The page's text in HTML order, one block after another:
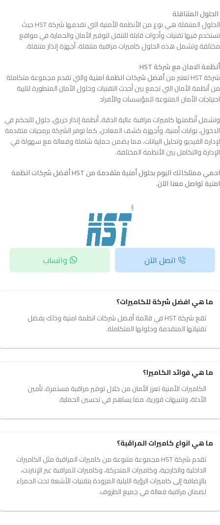
الحلول المتناقلة
الحلول المتنقلة هي نوع من الأنظمة الأمنية التي تقدمها شركة HST حيث
تستخدم فيها تقنيات وأدوات قابلة للتنقل لتوفير الأمان والحماية في مواقع
مختلفة وتشمل هذه الحلول كاميرات مراقبة متنفلة، أجهزة إنذار متنقلة.
أنظمة الامان مع شركةHST
شركة HST تعتبر من
أفضل شركات انظمة امنيةوالتي تقدم مجموعة متكاملة
من أنظمة الأمان التي تجمع بين أحدث التقنيات وحلول الأمان المتطورة لتلبية
احتياجات الأمان المتنوعة للمؤسسات والأفراد
وتشمل أنظمتها كاميرات مراقبة عالية الدقة، أنظمة إنذار حريق، حلول للتحكم في
الدخول، بوابات أمنية، وأجهزة كشف المعادن. كما توفر الشركة برمجيات متقدمة
لإدارة الفيديو وتحليل البيانات، مما يضمن حماية شاملة وفعالة مع سهولة في
الإدارة والتكامل بين الأنظمة المختلفة.
احمي ممتلكاتك اليوم بحلول أمنية متقدمة من HST أفضل شركات انظمة
امنية تواصل معنا الآن.
اتصل الآن واتساب
ما هي افضل شركة للكاميرات؟
تقع شركة HST في قائمة أفضل شركات انظمة امنية وذلك بفضل
تقنياتها المتقدمة وحلولها المتكاملة.
ما هي فوائد الكاميرا؟
الكاميرات الأمنية تعزز الأمان من خلال توفير مراقبة مستمرة، تأمين
الأدلة، وتنبيهات فورية، مما يساهم في تحسين الحماية.
ما هي انواع كاميرات المراقبة؟
تقدم شركة HST مجموعة متنوعة من كاميرات المراقبة مثل الكاميرات
الداخلية والخارجية، وكاميرات المتحركة، وكاميرات للمراقبة عبر الإنترنت،
بالإضافة إلى كاميرات الرؤية الليلية المزودة بتقنيات الأشعة تحت الحمراء
لضمان مراقبة فعالة في جميع الظروف.